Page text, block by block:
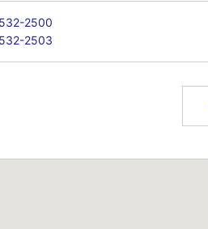
2500
2503